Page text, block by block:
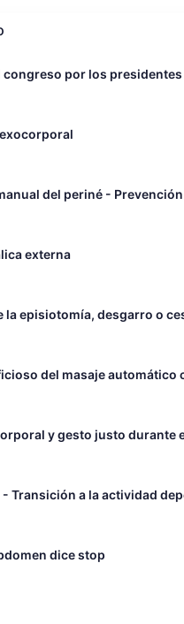
congreso por los presidentes
del periné -
externa
la episiotomía, desgarro o
del masaje
y gesto justo durante
- Transición a la actividad
dice stop